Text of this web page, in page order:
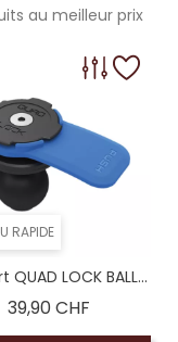
au meilleur prix
RAPIDE
QUAD LOCK BALL...
39,90 CHFPrix